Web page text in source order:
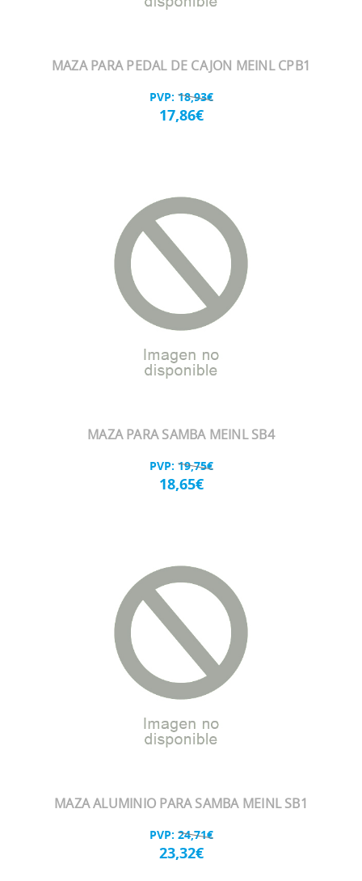
MAZA PARA PEDAL DE CAJON MEINL CPB1
PVP: 18,93€
17,86€
MAZA PARA SAMBA MEINL SB4
PVP: 19,75€
18,65€
MAZA ALUMINIO PARA SAMBA MEINL SB1
PVP: 24,71€
23,32€